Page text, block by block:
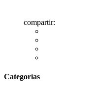
compartir:
Categorías